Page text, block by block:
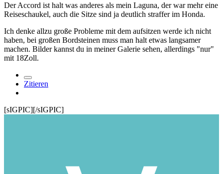
Der Accord ist halt was anderes als mein Laguna, der war mehr eine
Reiseschaukel, auch die Sitze sind ja deutlich straffer im Honda.
Ich denke allzu große Probleme mit dem aufsitzen werde ich nicht
haben, bei großen Bordsteinen muss man halt etwas langsamer
machen. Bilder kannst du in meiner Galerie sehen, allerdings "nur"
mit 18Zoll.
Zitieren
[sIGPIC][/sIGPIC]